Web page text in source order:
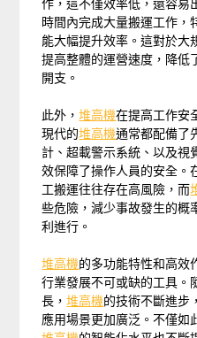
作，這不僅效率低，還容易
時間內完成大量搬運工作，
能大幅提升效率。這對於大
提高整體的運營速度，降低
開支。
此外，堆高機在提高工作安
現代的堆高機通常都配備了
計、超載警示系統、以及視
效保障了操作人員的安全。
工搬運往往存在高風險，而
些危險，減少事故發生的概
利進行。
堆高機的多功能特性和高效
行業發展不可或缺的工具。
長，堆高機的技術不斷進步
應用場景更加廣泛。不僅如